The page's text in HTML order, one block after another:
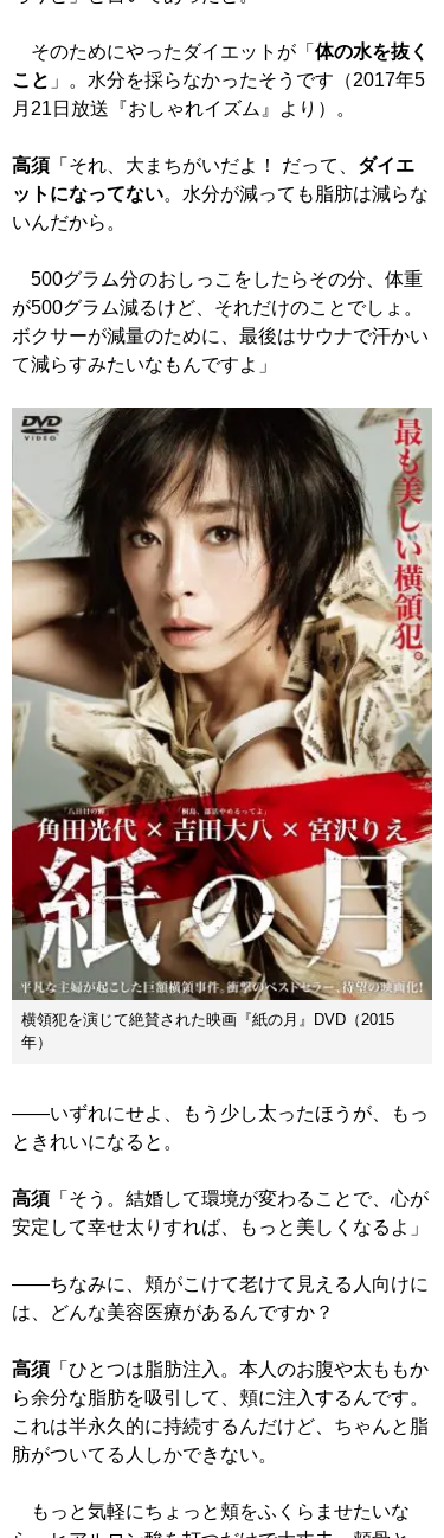
そのためにやったダイエットが「 体の水を抜く
こと 」。水分を採らなかったそうです（2017年5
月21日放送『おしゃれイズム』より）。
高須 「それ、大まちがいだよ！ だって、 ダイエ
ットになってない。水分が減っても脂肪は減らな
いんだから。
500グラム分のおしっこをしたらその分、体重
が500グラム減るけど、それだけのことでしょ。
ボクサーが減量のために、最後はサウナで汗かい
て減らすみたいなもんですよ」
横領犯を演じて絶賛された映画『紙の月』DVD（2015
年）
――いずれにせよ、もう少し太ったほうが、もっ
ときれいになると。
高須 「そう。結婚して環境が変わることで、心が
安定して幸せ太りすれば、もっと美しくなるよ」
――ちなみに、頬がこけて老けて見える人向けに
は、どんな美容医療があるんですか？
高須 「ひとつは脂肪注入。本人のお腹や太ももか
ら余分な脂肪を吸引して、頬に注入するんです。
これは半永久的に持続するんだけど、ちゃんと脂
肪がついてる人しかできない。
もっと気軽にちょっと頬をふくらませたいな